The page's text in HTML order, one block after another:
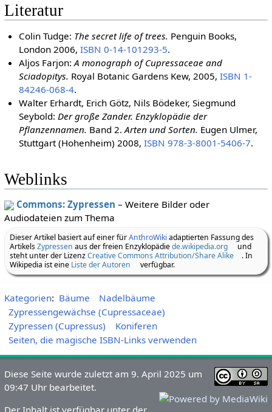
Literatur
Colin Tudge: The secret life of trees. Penguin Books,
London 2006,ISBN 0-14-101293-5.
Aljos Farjon:A monograph of Cupressaceae and
Sciadopitys. Royal Botanic Gardens Kew, 2005,ISBN 1-
84246-068-4.
Walter Erhardt, Erich Götz, Nils Bödeker, Siegmund
Seybold: Der große Zander. Enzyklopädie der
Pflanzennamen. Band 2. Arten und Sorten. Eugen Ulmer,
Stuttgart (Hohenheim) 2008,ISBN 978-3-8001-5406-7.
Weblinks
Commons: Zypressen – Weitere Bilder oder
Audiodateien zum Thema
Dieser Artikel basiert auf einer fürAnthroWiki adaptierten Fassung des
ArtikelsZypressen aus der freien Enzyklopädiede.wikipedia.org
und
steht unter der LizenzCreative Commons Attribution/Share Alike
. In
Wikipedia ist eine Liste der Autoren verfügbar.
Kategorien: Bäume
Nadelbäume
Zypressengewächse (Cupressaceae)
Zypressen (Cupressus)
Koniferen
Seiten, die magische ISBN-Links verwenden
Diese Seite wurde zuletzt am 9. April 2025 um
09:47 Uhr bearbeitet.